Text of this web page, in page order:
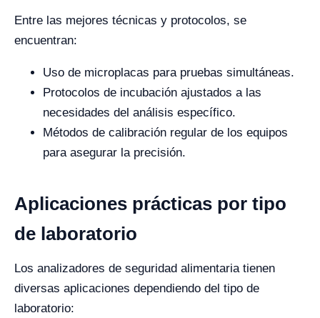
Entre las mejores técnicas y protocolos, se
encuentran:
Uso de microplacas para pruebas simultáneas.
Protocolos de incubación ajustados a las
necesidades del análisis específico.
Métodos de calibración regular de los equipos
para asegurar la precisión.
Aplicaciones prácticas por tipo
de laboratorio
Los analizadores de seguridad alimentaria tienen
diversas aplicaciones dependiendo del tipo de
laboratorio: